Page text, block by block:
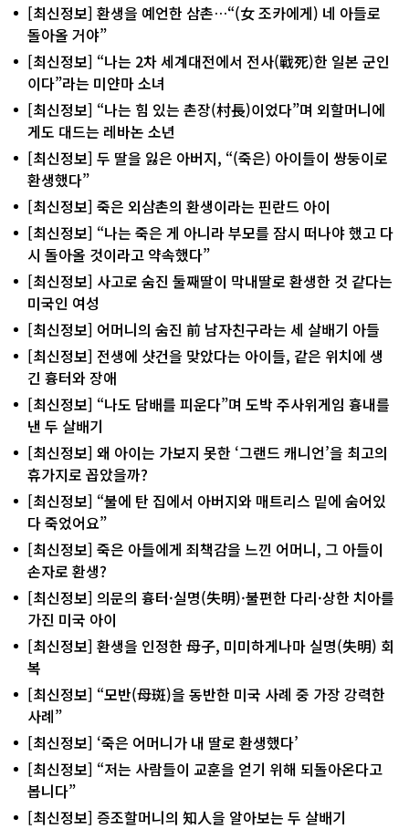
[최신정보] 환생을 예언한 삼촌…“(女 조카에게) 네 아들로
돌아올 거야”
[최신정보] “나는 2차 세계대전에서 전사(戰死)한 일본 군인
이다”라는 미얀마 소녀
[최신정보] “나는 힘 있는 촌장(村長)이었다”며 외할머니에
게도 대드는 레바논 소년
[최신정보] 두 딸을 잃은 아버지, “(죽은) 아이들이 쌍둥이로
환생했다”
[최신정보] 죽은 외삼촌의 환생이라는 핀란드 아이
[최신정보] “나는 죽은 게 아니라 부모를 잠시 떠나야 했고 다
시 돌아올 것이라고 약속했다”
[최신정보] 사고로 숨진 둘째딸이 막내딸로 환생한 것 같다는
미국인 여성
[최신정보] 어머니의 숨진 前 남자친구라는 세 살배기 아들
[최신정보] 전생에 샷건을 맞았다는 아이들, 같은 위치에 생
긴 흉터와 장애
[최신정보] “나도 담배를 피운다”며 도박 주사위게임 흉내를
낸 두 살배기
[최신정보] 왜 아이는 가보지 못한 ‘그랜드 캐니언’을 최고의
휴가지로 꼽았을까?
[최신정보] “불에 탄 집에서 아버지와 매트리스 밑에 숨어있
다 죽었어요”
[최신정보] 죽은 아들에게 죄책감을 느낀 어머니, 그 아들이
손자로 환생?
[최신정보] 의문의 흉터·실명(失明)·불편한 다리·상한 치아를
가진 미국 아이
[최신정보] 환생을 인정한 母子, 미미하게나마 실명(失明) 회
복
[최신정보] “모반(母斑)을 동반한 미국 사례 중 가장 강력한
사례”
[최신정보] ‘죽은 어머니가 내 딸로 환생했다’
[최신정보] “저는 사람들이 교훈을 얻기 위해 되돌아온다고
봅니다”
[최신정보] 증조할머니의 知人을 알아보는 두 살배기